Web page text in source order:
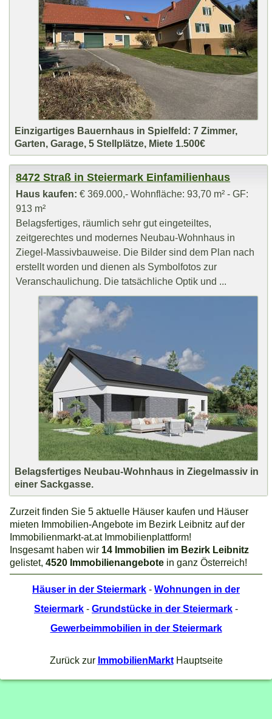
Einzigartiges Bauernhaus in Spielfeld: 7 Zimmer,
Garten, Garage, 5 Stellplätze, Miete 1.500€
8472 Straß in Steiermark Einfamilienhaus
Haus kaufen: € 369.000,- Wohnfläche: 93,70 m² - GF:
913 m²
Belagsfertiges, räumlich sehr gut eingeteiltes,
zeitgerechtes und modernes Neubau-Wohnhaus in
Ziegel-Massivbauweise. Die Bilder sind dem Plan nach
erstellt worden und dienen als Symbolfotos zur
Veranschaulichung. Die tatsächliche Optik und ...
Belagsfertiges Neubau-Wohnhaus in Ziegelmassiv in
einer Sackgasse.
Zurzeit finden Sie 5 aktuelle Häuser kaufen und Häuser
mieten Immobilien-Angebote im Bezirk Leibnitz auf der
Immobilienmarkt-at.at Immobilienplattform!
Insgesamt haben wir 14 Immobilien im Bezirk Leibnitz
gelistet,4520 Immobilienangebote in ganz Österreich!
Häuser in der Steiermark - Wohnungen in der
Steiermark - Grundstücke in der Steiermark -
Gewerbeimmobilien in der Steiermark
Zurück zur ImmobilienMarktHauptseite